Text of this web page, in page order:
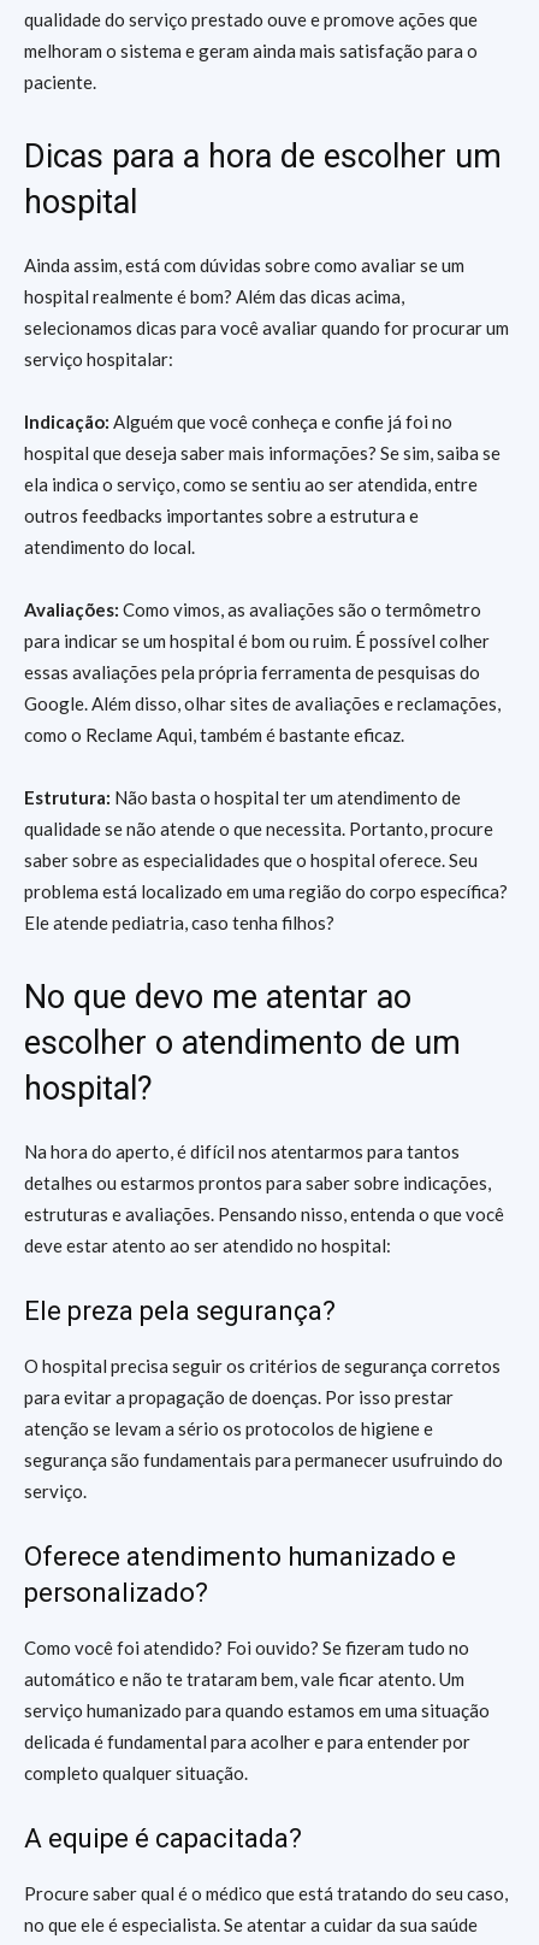
qualidade do serviço prestado ouve e promove ações que
melhoram o sistema e geram ainda mais satisfação para o
paciente.
Dicas para a hora de escolher um
hospital
Ainda assim, está com dúvidas sobre como avaliar se um
hospital realmente é bom? Além das dicas acima,
selecionamos dicas para você avaliar quando for procurar um
serviço hospitalar:
Indicação: Alguém que você conheça e confie já foi no
hospital que deseja saber mais informações? Se sim, saiba se
ela indica o serviço, como se sentiu ao ser atendida, entre
outros feedbacks importantes sobre a estrutura e
atendimento do local.
Avaliações: Como vimos, as avaliações são o termômetro
para indicar se um hospital é bom ou ruim. É possível colher
essas avaliações pela própria ferramenta de pesquisas do
Google. Além disso, olhar sites de avaliações e reclamações,
como o Reclame Aqui, também é bastante eficaz.
Estrutura: Não basta o hospital ter um atendimento de
qualidade se não atende o que necessita. Portanto, procure
saber sobre as especialidades que o hospital oferece. Seu
problema está localizado em uma região do corpo específica?
Ele atende pediatria, caso tenha filhos?
No que devo me atentar ao
escolher o atendimento de um
hospital?
Na hora do aperto, é difícil nos atentarmos para tantos
detalhes ou estarmos prontos para saber sobre indicações,
estruturas e avaliações. Pensando nisso, entenda o que você
deve estar atento ao ser atendido no hospital:
Ele preza pela segurança?
O hospital precisa seguir os critérios de segurança corretos
para evitar a propagação de doenças. Por isso prestar
atenção se levam a sério os protocolos de higiene e
segurança são fundamentais para permanecer usufruindo do
serviço.
Oferece atendimento humanizado e
personalizado?
Como você foi atendido? Foi ouvido? Se fizeram tudo no
automático e não te trataram bem, vale ficar atento. Um
serviço humanizado para quando estamos em uma situação
delicada é fundamental para acolher e para entender por
completo qualquer situação.
A equipe é capacitada?
Procure saber qual é o médico que está tratando do seu caso,
no que ele é especialista. Se atentar a cuidar da sua saúde